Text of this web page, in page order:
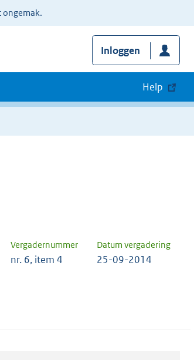
ongemak.
Inloggen
Help
Vergadernummer Datum vergadering
nr. 6, item 4 25-09-2014